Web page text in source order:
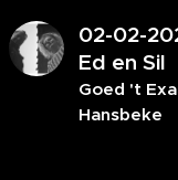
02-02-
Ed en Sil
Goed 't
Hansbeke